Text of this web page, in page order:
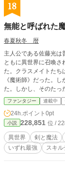
プ
ル
(2023年)一
し
18
無能と呼ばれた
春夏秋冬 暦
主人公である佐藤光は
ともに異世界に召喚
た。クラスメイトたち
《魔術師》だった。
た。しかし、そのた
たり、お姫様にお兄ち
る！？
ファンタジー 連載中
24h.ポイント 0pt
小説 228,851 位 /
異世界 剣と魔法
いずれ最強
スキル